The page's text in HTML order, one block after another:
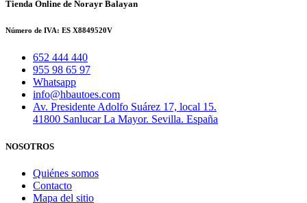
Tienda Online de Norayr Balayan
Número de IVA: ES X8849520V
652 444 440
955 98 65 97
Whatsapp
info@hbautoes.com
Av. Presidente Adolfo Suárez 17, local 15.
41800 Sanlucar La Mayor. Sevilla. España
NOSOTROS
Quiénes somos
Contacto
Mapa del sitio